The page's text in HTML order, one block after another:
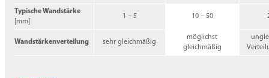
Typische Wandstärke
[mm]
1 – 5 10 – 50
Wandstärkenverteilung sehr gleichmäßig
möglichst
gleichmäßig